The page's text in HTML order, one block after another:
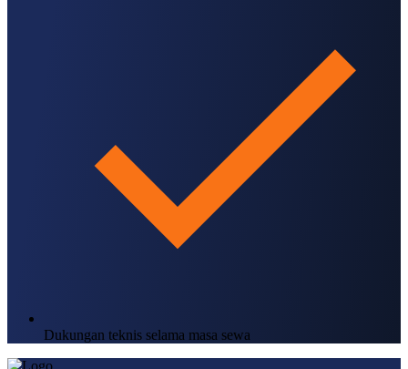
Dukungan teknis selama masa sewa